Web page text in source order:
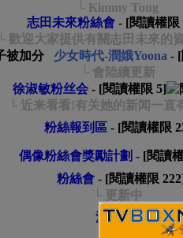
└ Kimmy Tong
志田未來粉絲會- [閱讀權限
└ 歡迎大家提供有關志田未來的
少女時代-潤娥Yoona -
└ 會陸續更新
徐淑敏粉丝会- [閱讀權限 5]
└ 近来看看!有关她的新闻一直
粉絲報到區- [閱讀權限
偶像粉絲會獎勵計劃 - [閱讀
粉絲會- [閱讀權限 222
└ 更新中
清理舊帖